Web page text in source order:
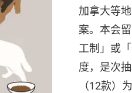
加拿大等
案。本会
工制」或
度，是次
（12款）